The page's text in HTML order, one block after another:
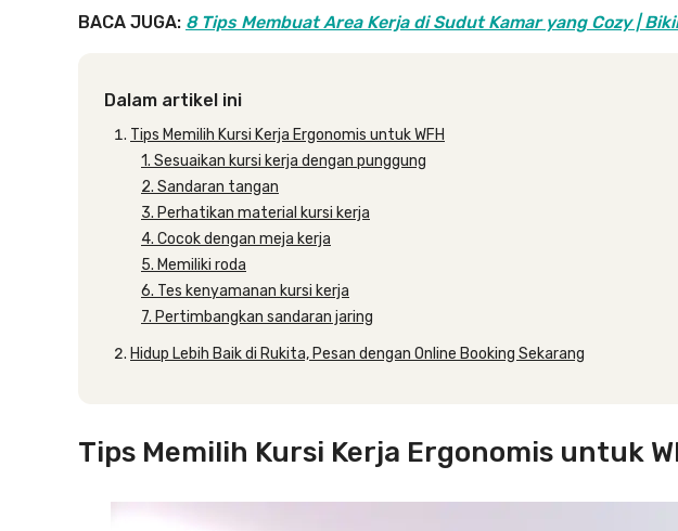
BACA JUGA: 8 Tips Membuat Area Kerja di Sudut Kamar yang Cozy |
Dalam artikel ini
Tips Memilih Kursi Kerja Ergonomis untuk WFH
1. Sesuaikan kursi kerja dengan punggung
2. Sandaran tangan
3. Perhatikan material kursi kerja
4. Cocok dengan meja kerja
5. Memiliki roda
6. Tes kenyamanan kursi kerja
7. Pertimbangkan sandaran jaring
Hidup Lebih Baik di Rukita, Pesan dengan Online Booking Sekarang
Tips Memilih Kursi Kerja Ergonomis untuk